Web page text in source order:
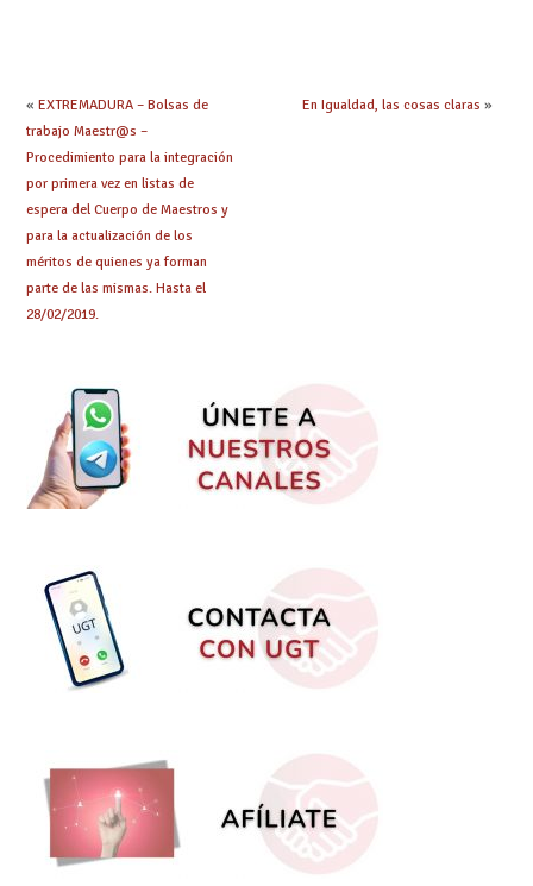
« EXTREMADURA – Bolsas de
trabajo Maestr@s –
Procedimiento para la integración
por primera vez en listas de
espera del Cuerpo de Maestros y
para la actualización de los
méritos de quienes ya forman
parte de las mismas. Hasta el
28/02/2019.
En Igualdad, las cosas claras »